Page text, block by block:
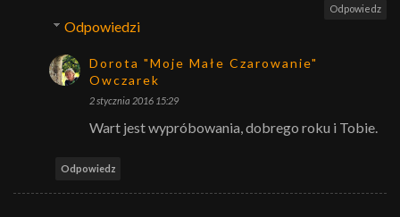
Odpowiedz
Odpowiedzi
Dorota "Moje Małe Czarowanie"
Owczarek
2 stycznia 2016 15:29
Wart jest wypróbowania, dobrego roku i Tobie.
Odpowiedz